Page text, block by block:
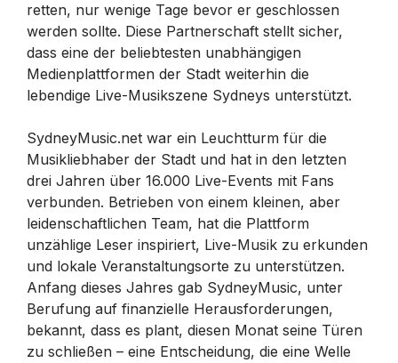
retten, nur wenige Tage bevor er geschlossen
werden sollte. Diese Partnerschaft stellt sicher,
dass eine der beliebtesten unabhängigen
Medienplattformen der Stadt weiterhin die
lebendige Live-Musikszene Sydneys unterstützt.
SydneyMusic.net war ein Leuchtturm für die
Musikliebhaber der Stadt und hat in den letzten
drei Jahren über 16.000 Live-Events mit Fans
verbunden. Betrieben von einem kleinen, aber
leidenschaftlichen Team, hat die Plattform
unzählige Leser inspiriert, Live-Musik zu erkunden
und lokale Veranstaltungsorte zu unterstützen.
Anfang dieses Jahres gab SydneyMusic, unter
Berufung auf finanzielle Herausforderungen,
bekannt, dass es plant, diesen Monat seine Türen
zu schließen – eine Entscheidung, die eine Welle